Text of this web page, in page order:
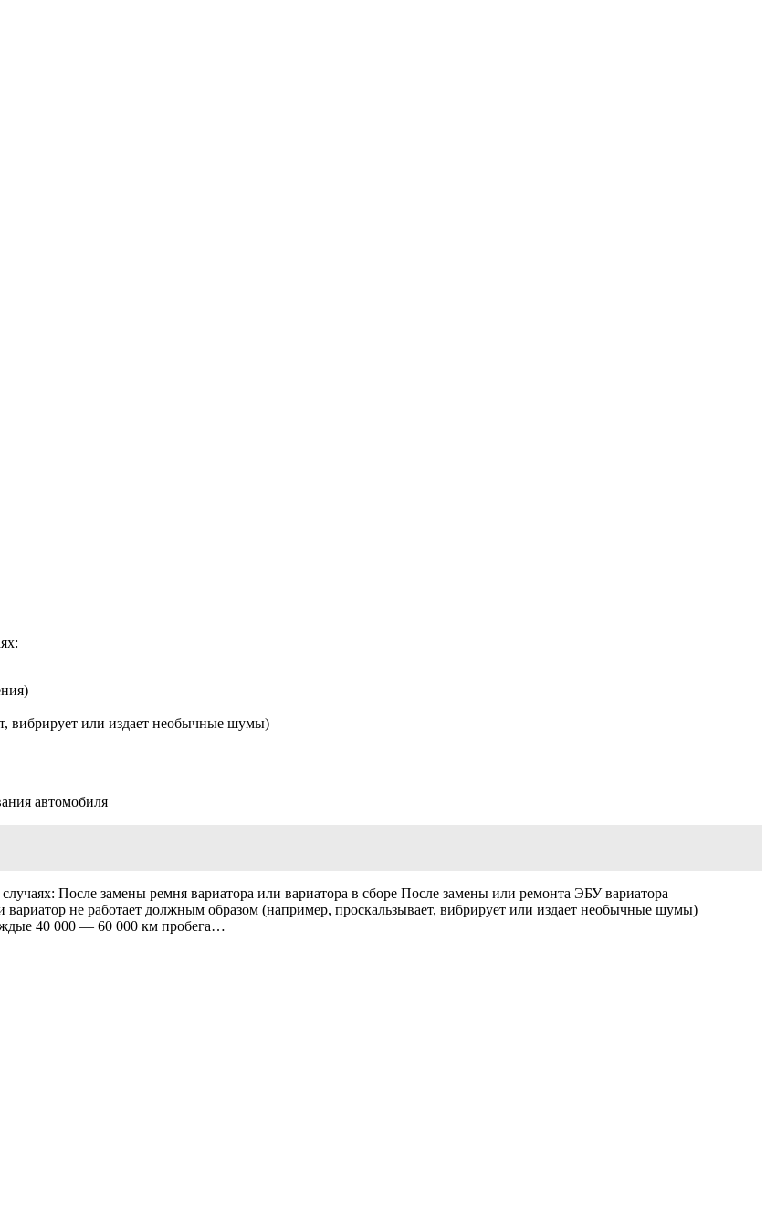
вибрирует или издает необычные шумы)
автомобиля
После замены ремня вариатора или вариатора в сборе После замены или ремонта ЭБУ вариатора
не работает должным образом (например, проскальзывает, вибрирует или издает необычные шумы)
40 000 — 60 000 км пробега…